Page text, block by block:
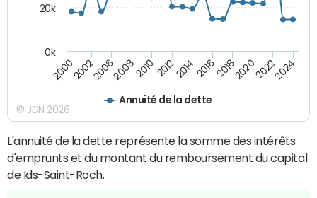
Annuité de la dette
20002002200620082010 2012201420162018202020222024
20k
0k
© JDN 2026
L'annuité de la dette représente la somme des intérêts
d'emprunts et du montant du remboursement du capital
de Ids-Saint-Roch.